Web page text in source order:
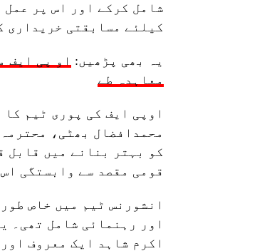
شامل کرکے اور اس پر
کیلئے مسابقتی خریداری
یہ بھی پڑھیں: او پی ایف
معاہدہ طے
اوپی ایف کی پوری ٹیم
محمدافضال بھٹی،
کو بہتر بنانے میں قابل
قومی مقصد سے وابستگی
انشورنس ٹیم میں خاص
اور رہنمائی شامل تھی۔
اکرم شاہد ایک معروف